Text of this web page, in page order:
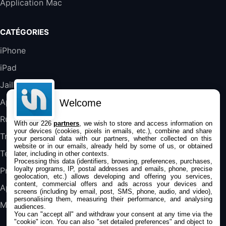
289,47€
Blanc
357,4€
Jeu FIFA 20 sur PC (code à télécharger)
45,98€57,99€Rue Du Commerce (Vendeur Tiers)
Application Mac
CATÉGORIES
iPhone
iPad
Jailbreak
Applications
Rumeurs
Trucs & astuces
Tests
Promos
Apple
Mac
Welcome
With our 226partners , we wish to store and access information on
your devices (cookies, pixels in emails, etc.), combine and share
your personal data with our partners, whether collected on this
website or in our emails, already held by some of us, or obtained
later, including in other contexts.
Processing this data (identifiers, browsing, preferences, purchases,
loyalty programs, IP, postal addresses and emails, phone, precise
geolocation, etc.) allows developing and offering you services,
content, commercial offers and ads across your devices and
screens (including by email, post, SMS, phone, audio, and video),
personalising them, measuring their performance, and analysing
audiences.
You can "accept all" and withdraw your consent at any time via the
"cookie" icon. You can also "set detailed preferences" and object to